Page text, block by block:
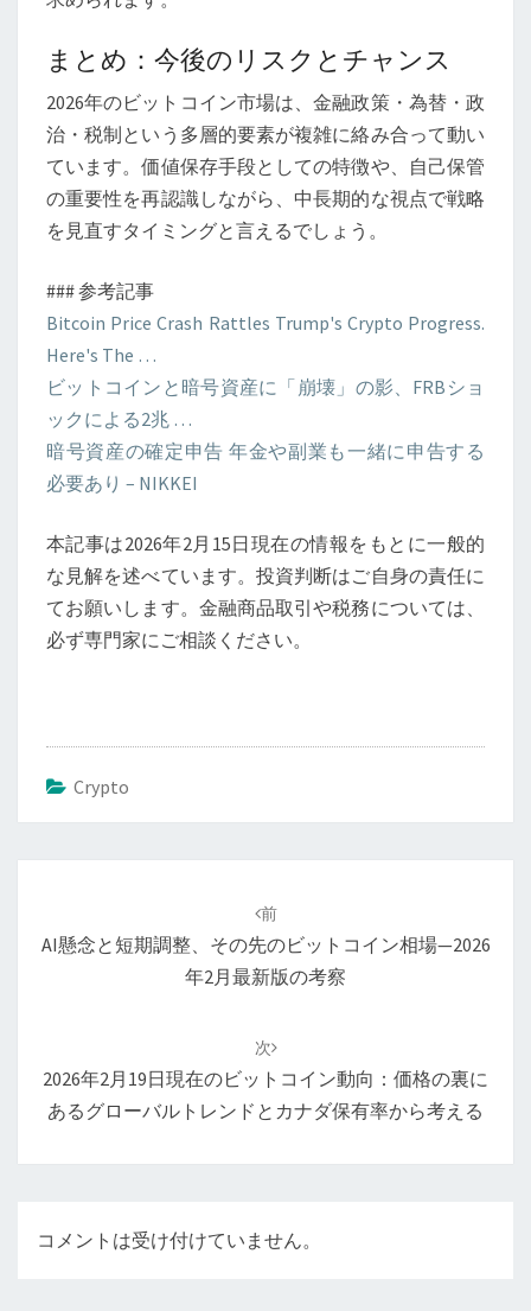
まとめ：今後のリスクとチャンス
2026年のビットコイン市場は、金融政策・為替・政
治・税制という多層的要素が複雑に絡み合って動い
ています。価値保存手段としての特徴や、自己保管
の重要性を再認識しながら、中長期的な視点で戦略
を見直すタイミングと言えるでしょう。
### 参考記事
Bitcoin Price Crash Rattles Trump's Crypto Progress.
Here's The …
ビットコインと暗号資産に「崩壊」の影、FRBショ
ックによる2兆 …
暗号資産の確定申告 年金や副業も一緒に申告する
必要あり – NIKKEI
本記事は2026年2月15日現在の情報をもとに一般的
な見解を述べています。投資判断はご自身の責任に
てお願いします。金融商品取引や税務については、
必ず専門家にご相談ください。
Crypto
前
AI懸念と短期調整、その先のビットコイン相場—2026
年2月最新版の考察
次
2026年2月19日現在のビットコイン動向：価格の裏に
あるグローバルトレンドとカナダ保有率から考える
コメントは受け付けていません。